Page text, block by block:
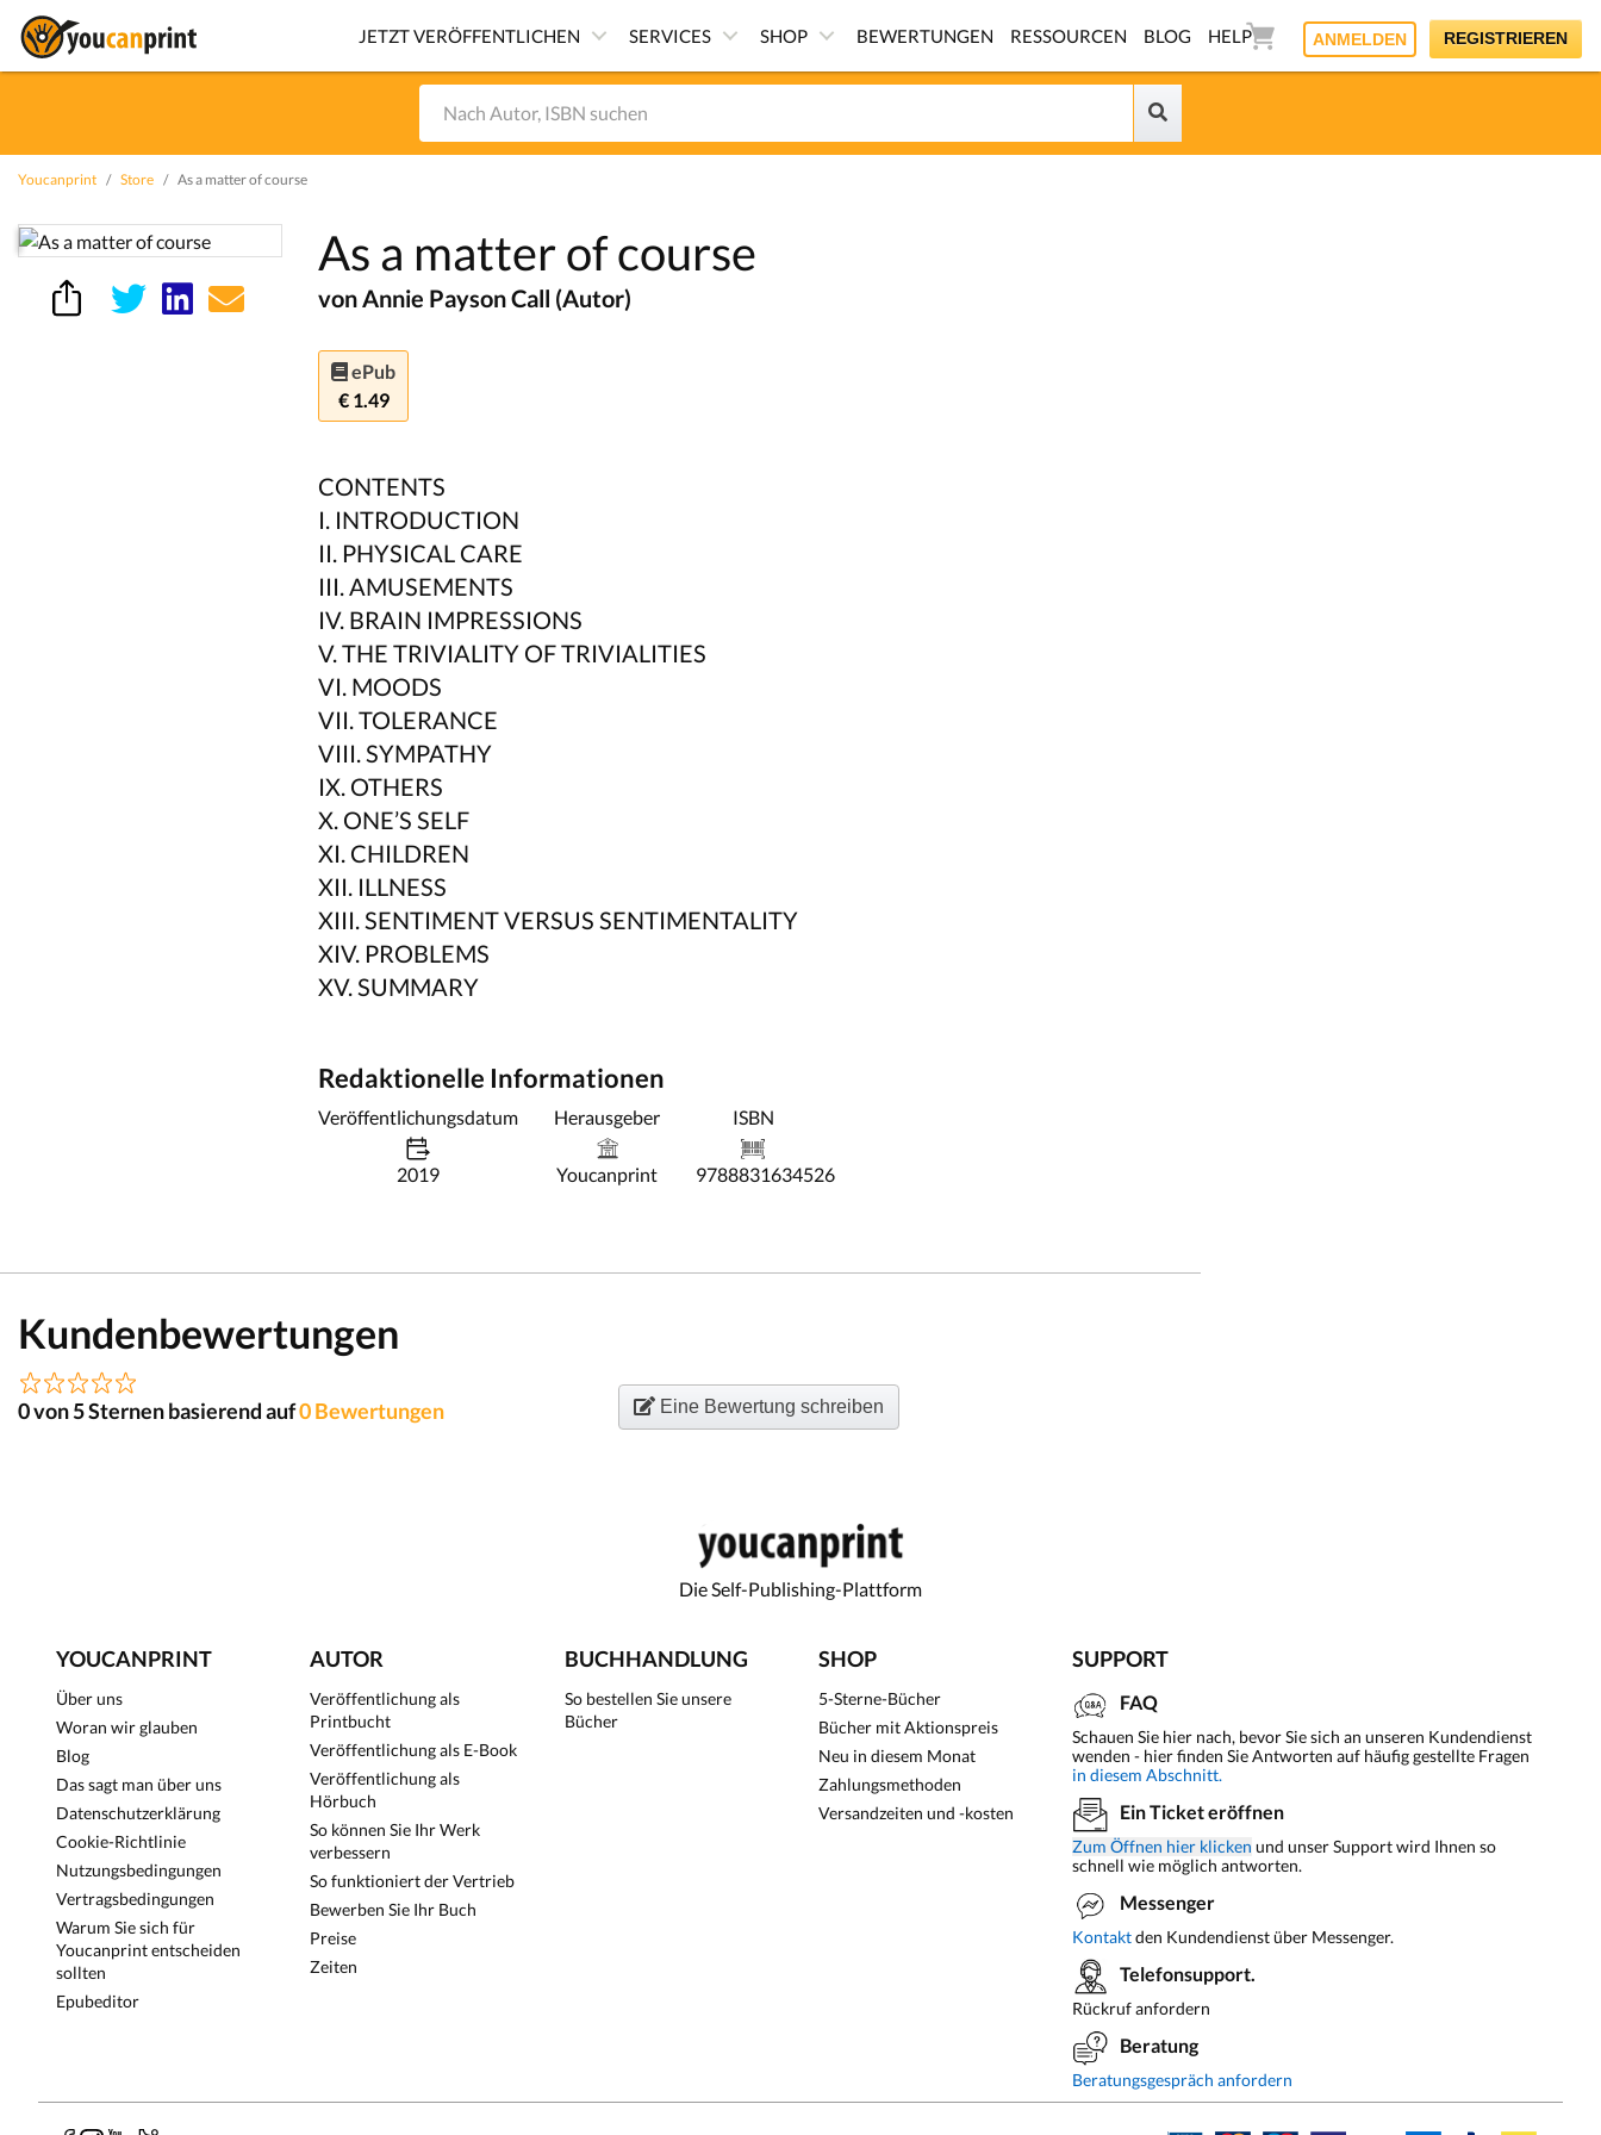
JETZT VERÖFFENTLICHEN SERVICES SHOP BEWERTUNGEN RESSOURCEN BLOG HELP ANMELDEN REGISTRIEREN
Youcanprint Store As a matter of course
As a matter of course
von Annie Payson Call (Autor)
ePub
€ 1.49
CONTENTS
I. INTRODUCTION
II. PHYSICAL CARE
III. AMUSEMENTS
IV. BRAIN IMPRESSIONS
V. THE TRIVIALITY OF TRIVIALITIES
VI. MOODS
VII. TOLERANCE
VIII. SYMPATHY
IX. OTHERS
X. ONE’S SELF
XI. CHILDREN
XII. ILLNESS
XIII. SENTIMENT VERSUS SENTIMENTALITY
XIV. PROBLEMS
XV. SUMMARY
Redaktionelle Informationen
Veröffentlichungsdatum
2019
Herausgeber
Youcanprint
ISBN
9788831634526
Kundenbewertungen
0 von 5 Sternen basierend auf0 Bewertungen Eine Bewertung schreiben
Die Self-Publishing-Plattform
YOUCANPRINT
Über uns
Woran wir glauben
Blog
Das sagt man über uns
Datenschutzerklärung
Cookie-Richtlinie
Nutzungsbedingungen
Vertragsbedingungen
Warum Sie sich für
Youcanprint entscheiden
sollten
Epubeditor
AUTOR
Veröffentlichung als
Printbucht
Veröffentlichung als E-Book
Veröffentlichung als
Hörbuch
So können Sie Ihr Werk
verbessern
So funktioniert der Vertrieb
Bewerben Sie Ihr Buch
Preise
Zeiten
BUCHHANDLUNG
So bestellen Sie unsere
Bücher
SHOP
5-Sterne-Bücher
Bücher mit Aktionspreis
Neu in diesem Monat
Zahlungsmethoden
Versandzeiten und -kosten
SUPPORT
FAQ
Schauen Sie hier nach, bevor Sie sich an unseren Kundendienst
wenden - hier finden Sie Antworten auf häufig gestellte Fragen
in diesem Abschnitt.
Ein Ticket eröffnen
Zum Öffnen hier klicken und unser Support wird Ihnen so
schnell wie möglich antworten.
Messenger
Kontaktden Kundendienst über Messenger.
Telefonsupport.
Rückruf anfordern
Beratung
Beratungsgespräch anfordern